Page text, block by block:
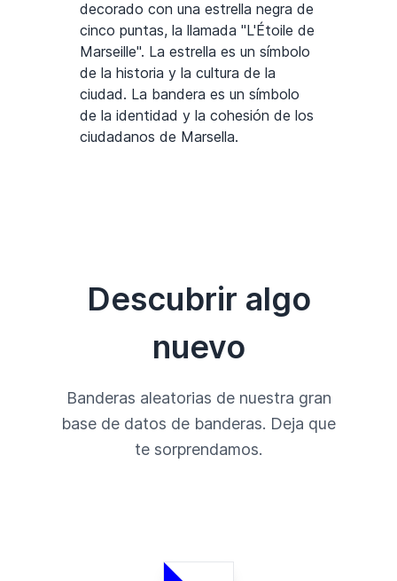
decorado con una estrella negra de
cinco puntas, la llamada "L'Étoile de
Marseille". La estrella es un símbolo
de la historia y la cultura de la
ciudad. La bandera es un símbolo
de la identidad y la cohesión de los
ciudadanos de Marsella.
Descubrir algo
nuevo
Banderas aleatorias de nuestra gran
base de datos de banderas. Deja que
te sorprendamos.